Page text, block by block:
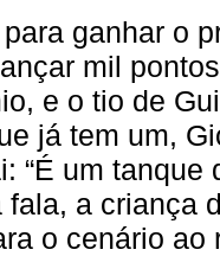
ganhar o
mil
e o tio de
já tem um,
“É um tanque
fala, a criança
o cenário ao